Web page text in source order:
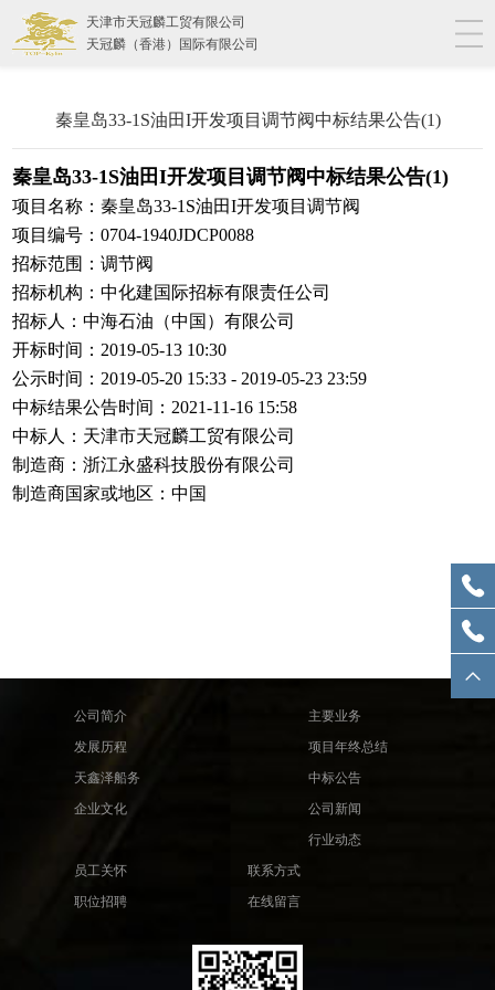
天津市天冠麟工贸有限公司
天冠麟（香港）国际有限公司
秦皇岛33-1S油田I开发项目调节阀中标结果公告(1)
秦皇岛33-1S油田I开发项目调节阀中标结果公告(1)
项目名称：秦皇岛33-1S油田I开发项目调节阀
项目编号：0704-1940JDCP0088
招标范围：调节阀
招标机构：中化建国际招标有限责任公司
招标人：中海石油（中国）有限公司
开标时间：2019-05-13 10:30
公示时间：2019-05-20 15:33 - 2019-05-23 23:59
中标结果公告时间：2021-11-16 15:58
中标人：天津市天冠麟工贸有限公司
制造商：浙江永盛科技股份有限公司
制造商国家或地区：中国
公司简介
发展历程
天鑫泽船务
企业文化
主要业务
项目年终总结
中标公告
公司新闻
行业动态
员工关怀
职位招聘
联系方式
在线留言